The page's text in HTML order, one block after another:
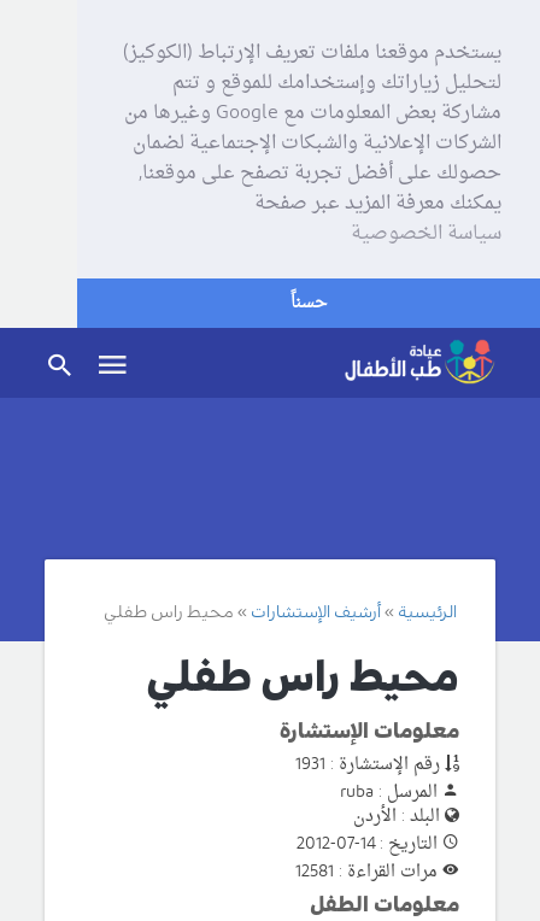
يستخدم موقعنا ملفات تعريف الإرتباط (الكوكيز)
لتحليل زياراتك وإستخدامك للموقع و تتم
مشاركة بعض المعلومات مع Google وغيرها من
الشركات الإعلانية والشبكات الإجتماعية لضمان
حصولك على أفضل تجربة تصفح على موقعنا,
يمكنك معرفة المزيد عبر صفحة
سياسة الخصوصية
حسناً
الرئيسية أرشيف الإستشارات محيط راس طفلي
محيط راس طفلي
معلومات الإستشارة
رقم الإستشارة : 1931
المرسل : ruba
البلد : الأردن
التاريخ : 14-07-2012
مرات القراءة : 12581
معلومات الطفل